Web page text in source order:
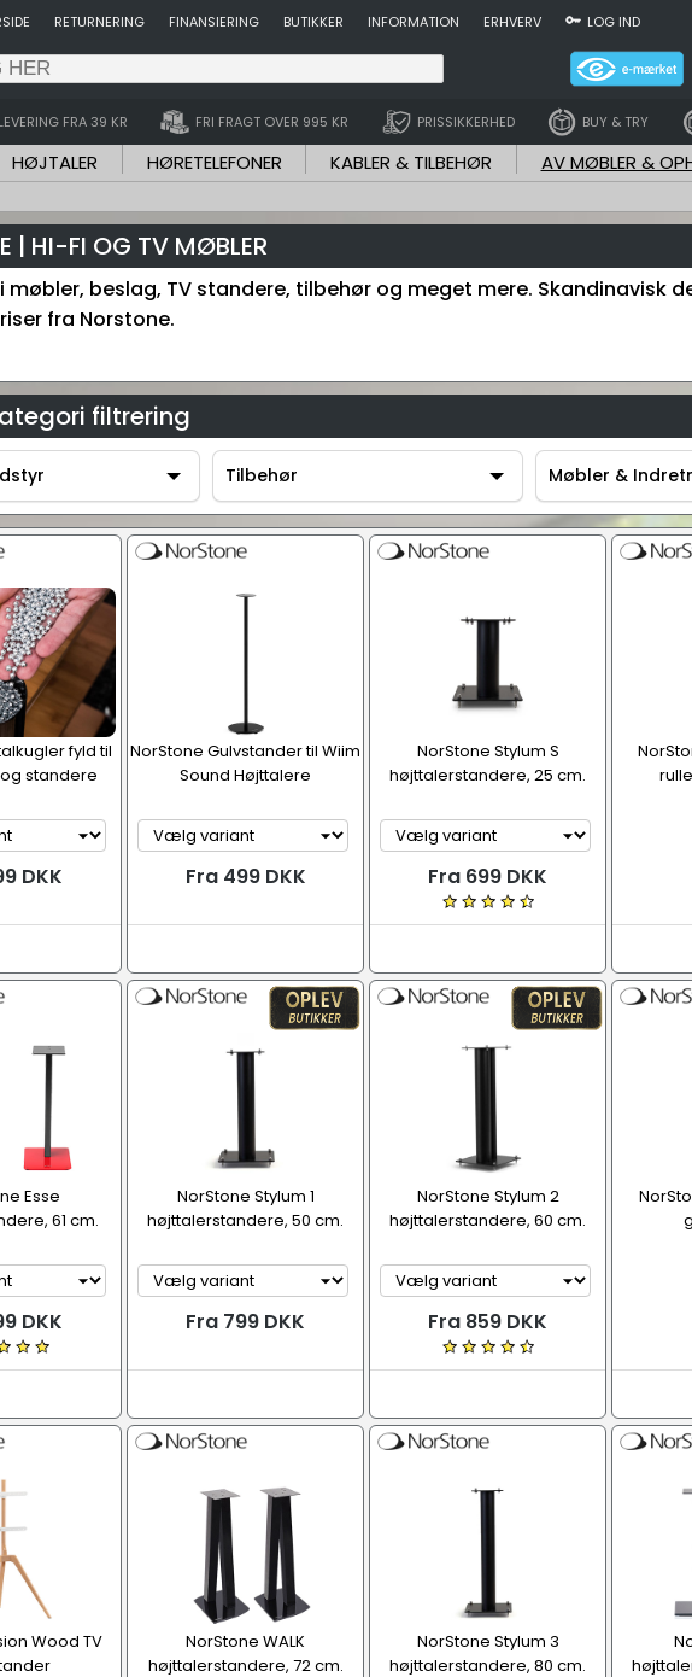
RETURNERING FINANSIERING BUTIKKER INFORMATION ERHVERV LOG IND
FRA 39 KR FRI FRAGT OVER 995 KR PRISSIKKERHED BUY & TRY
HØJTALER HØRETELEFONER KABLER & TILBEHØR AV MØBLER &
| HI-FI OG TV MØBLER
møbler, beslag, TV standere, tilbehør og meget mere. Skandinavisk
fra Norstone.
filtrering
Tilbehør
Tilbehør
Møbler &
Møbler &
fyld til
standere
DKK
NorStone Gulvstander til Wiim
Sound Højttalere
Fra 499 DKK
NorStone Stylum S
højttalerstandere, 25 cm.
Fra 699 DKK
Esse
61 cm.
DKK
NorStone Stylum 1
højttalerstandere, 50 cm.
Fra 799 DKK
NorStone Stylum 2
højttalerstandere, 60 cm.
Fra 859 DKK
Wood TV
NorStone WALK
højttalerstandere, 72 cm.
NorStone Stylum 3
højttalerstandere, 80 cm.